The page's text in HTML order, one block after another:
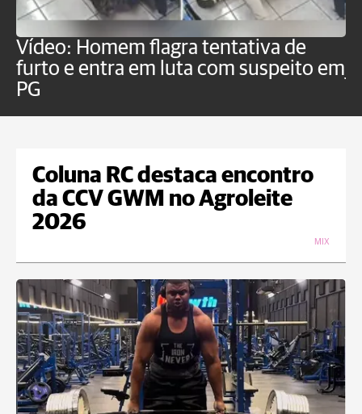
Vídeo: Homem flagra tentativa de
furto e entra em luta com suspeito em
PG
Coluna RC destaca encontro
da CCV GWM no Agroleite
2026
MIX